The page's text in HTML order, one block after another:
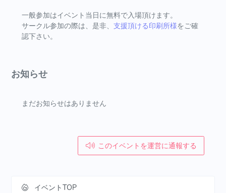
一般参加はイベント当日に無料で入場頂けます。
サークル参加の際は、是非、 支援頂ける印刷所様をご確
認下さい。
お知らせ
まだお知らせはありません
このイベントを運営に通報する
イベントTOP